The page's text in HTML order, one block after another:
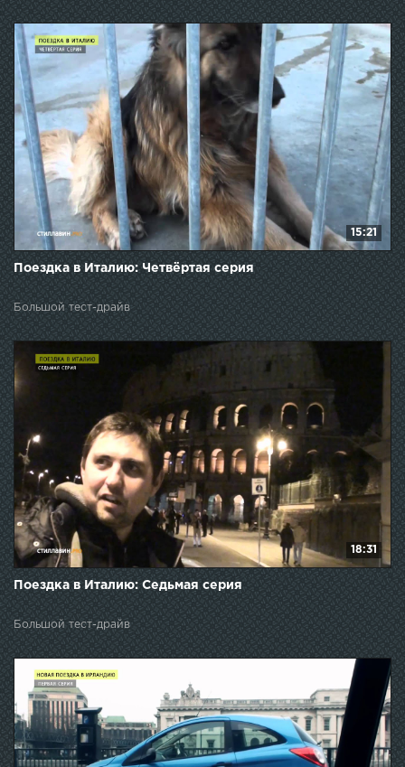
15:21
Поездка в Италию: Четвёртая серия
Большой тест-драйв
18:31
Поездка в Италию: Седьмая серия
Большой тест-драйв